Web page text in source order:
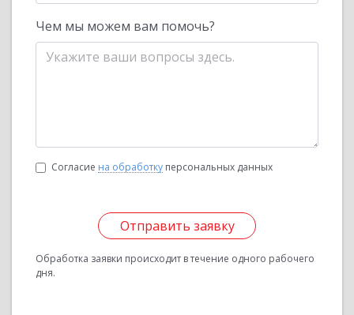
Чем мы можем вам помочь?
Согласие на обработку персональных данных
Отправить заявку
Обработка заявки происходит в течение одного рабочего
дня.